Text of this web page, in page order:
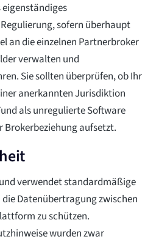
eigenständiges
sofern überhaupt
an die einzelnen Partnerbroker
verwalten und
Sie sollten überprüfen, ob Ihr
anerkannten Jurisdiktion
als unregulierte Software
Brokerbeziehung aufsetzt.
verwendet standardmäßige
die Datenübertragung zwischen
zu schützen.
wurden zwar